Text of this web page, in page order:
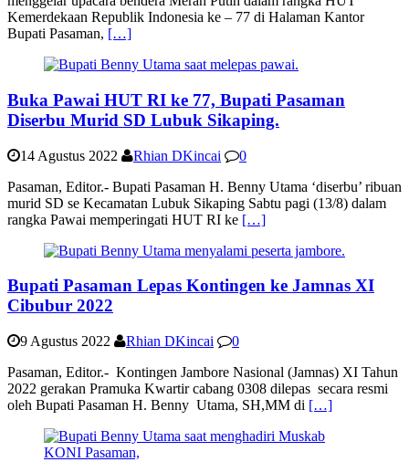
Kemerdekaan Republik Indonesia ke – 77 di Halaman Kantor
Bupati Pasaman, […]
Buka Pawai HUT RI ke 77, Bupati Pasaman
Diserbu Murid SD Lubuk Sikaping.
14 Agustus 2022 Rhian DKincai
0
Pasaman, Editor.- Bupati Pasaman H. Benny Utama ‘diserbu’ ribuan
murid SD se Kecamatan Lubuk Sikaping Sabtu pagi (13/8) dalam
rangka Pawai memperingati HUT RI ke […]
Bupati Pasaman Lepas Kontingen ke Jamnas XI
Cibubur 2022
9 Agustus 2022 Rhian DKincai
0
Pasaman, Editor.- Kontingen Jambore Nasional (Jamnas) XI Tahun
2022 gerakan Pramuka Kwartir cabang 0308 dilepas secara resmi
oleh Bupati Pasaman H. Benny Utama, SH,MM di […]